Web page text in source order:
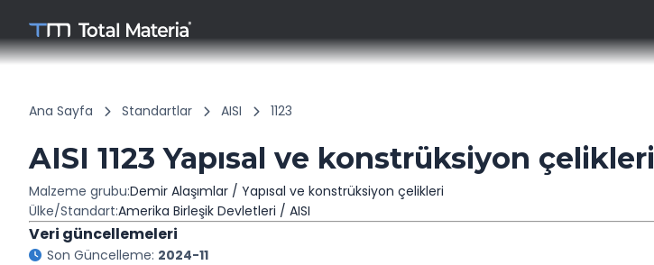
Ana Sayfa Standartlar AISI 1123
AISI 1123 Yapısal ve konstrüksiyon çelikleri
Malzeme grubu:Demir Alaşımlar / Yapısal ve konstrüksiyon çelikleri
Ülke/Standart:Amerika Birleşik Devletleri / AISI
Veri güncellemeleri
Son Güncelleme: 2024-11